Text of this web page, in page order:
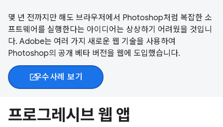
몇 년 전까지만 해도 브라우저에서 Photoshop처럼 복잡한 소
프트웨어를 실행한다는 아이디어는 상상하기 어려웠을 것입니
다. Adobe는 여러 가지 새로운 웹 기술을 사용하여
Photoshop의 공개 베타 버전을 웹에 도입했습니다.
open_in_new
우수사례 보기
프로그레시브 웹 앱